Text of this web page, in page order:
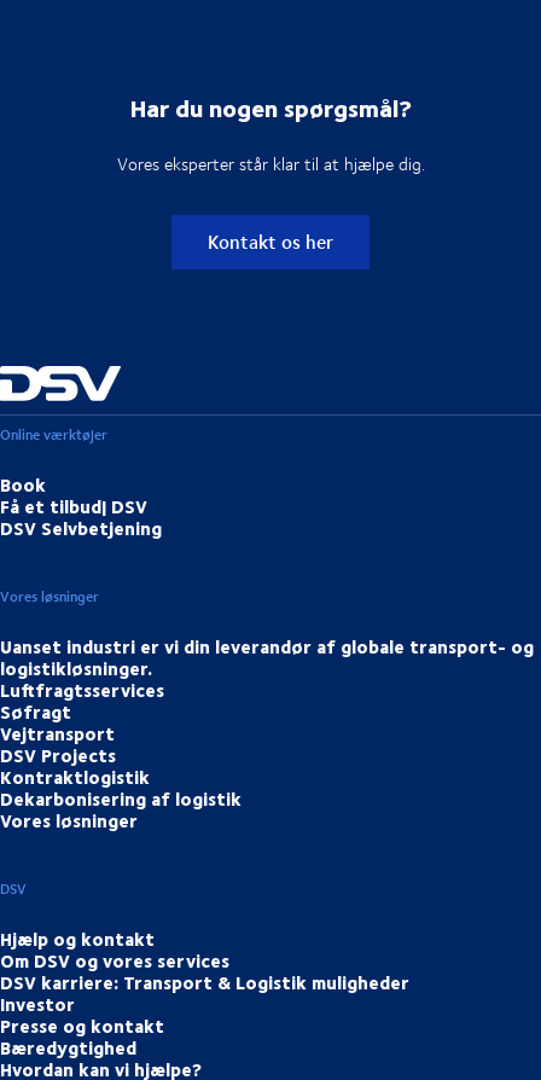
Har du nogen spørgsmål?
Vores eksperter står klar til at hjælpe dig.
Kontakt os her
Online værktøjer
Book
Få et tilbud| DSV
DSV Selvbetjening
Vores løsninger
Uanset industri er vi din leverandør af globale transport- og
logistikløsninger.
Luftfragtsservices
Søfragt
Vejtransport
DSV Projects
Kontraktlogistik
Dekarbonisering af logistik
Vores løsninger
DSV
Hjælp og kontakt
Om DSV og vores services
DSV karriere: Transport & Logistik muligheder
Investor
Presse og kontakt
Bæredygtighed
Hvordan kan vi hjælpe?